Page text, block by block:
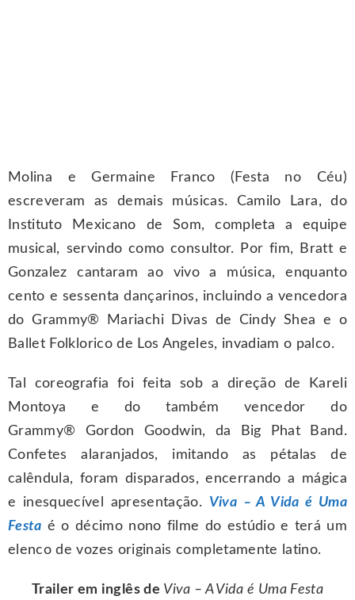
Molina e Germaine Franco (Festa no Céu)
escreveram as demais músicas. Camilo Lara, do
Instituto Mexicano de Som, completa a equipe
musical, servindo como consultor. Por fim, Bratt e
Gonzalez cantaram ao vivo a música, enquanto
cento e sessenta dançarinos, incluindo a vencedora
do Grammy® Mariachi Divas de Cindy Shea e o
Ballet Folklorico de Los Angeles, invadiam o palco.
Tal coreografia foi feita sob a direção de Kareli
Montoya e do também vencedor do
Grammy® Gordon Goodwin, da Big Phat Band.
Confetes alaranjados, imitando as pétalas de
calêndula, foram disparados, encerrando a mágica
e inesquecível apresentação. Viva – A Vida é Uma
Festa é o décimo nono filme do estúdio e terá um
elenco de vozes originais completamente latino.
Trailer em inglês de Viva – A Vida é Uma Festa